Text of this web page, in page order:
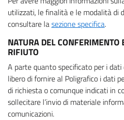
utilizzati, le finalità e le modalità di
consultare lasezione specifica.
NATURA DEL CONFERIMENTO
RIFIUTO
A parte quanto specificato per i
libero di fornire al Poligrafico i dati
di richiesta o comunque indicati in
sollecitare l’invio di materiale
comunicazioni.